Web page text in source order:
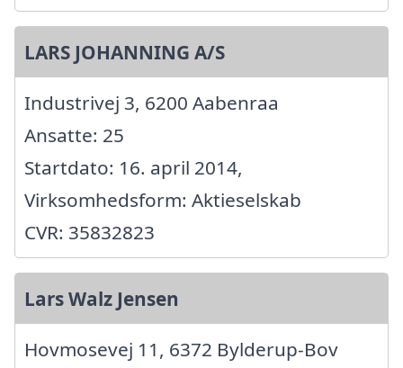
LARS JOHANNING A/S
Industrivej 3, 6200 Aabenraa
Ansatte: 25
Startdato: 16. april 2014,
Virksomhedsform: Aktieselskab
CVR: 35832823
Lars Walz Jensen
Hovmosevej 11, 6372 Bylderup-Bov